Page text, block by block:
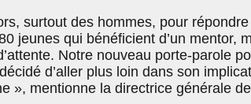
surtout des hommes, pour répondre
jeunes qui bénéficient d’un mentor,
Notre nouveau porte-parole
d’aller plus loin dans son
», mentionne la directrice générale de